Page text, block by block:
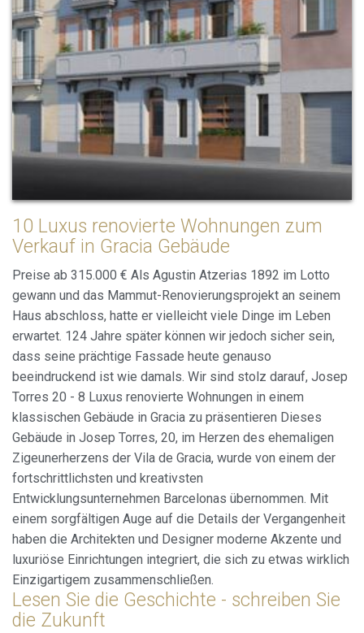
10 Luxus renovierte Wohnungen zum
Verkauf in Gracia Gebäude
Preise ab 315.000 € Als Agustin Atzerias 1892 im Lotto
gewann und das Mammut-Renovierungsprojekt an seinem
Haus abschloss, hatte er vielleicht viele Dinge im Leben
erwartet. 124 Jahre später können wir jedoch sicher sein,
dass seine prächtige Fassade heute genauso
beeindruckend ist wie damals. Wir sind stolz darauf, Josep
Torres 20 - 8 Luxus renovierte Wohnungen in einem
klassischen Gebäude in Gracia zu präsentieren Dieses
Gebäude in Josep Torres, 20, im Herzen des ehemaligen
Zigeunerherzens der Vila de Gracia, wurde von einem der
fortschrittlichsten und kreativsten
Entwicklungsunternehmen Barcelonas übernommen. Mit
einem sorgfältigen Auge auf die Details der Vergangenheit
haben die Architekten und Designer moderne Akzente und
luxuriöse Einrichtungen integriert, die sich zu etwas wirklich
Einzigartigem zusammenschließen.
Lesen Sie die Geschichte - schreiben Sie
die Zukunft
Cookies ändern
Diese Website verwendet eigene Cookies, um
Informationen zu sammeln, um unsere Dienste zu
Installation. Der Benutzer hat die Möglichkeit, seinen
Browser zu konfigurieren und auf Wunsch zu verhindern,
dass er auf seiner Festplatte installiert wird, obwohl er
bedenken muss, dass dies zu Schwierigkeiten beim
Navigieren auf der Website führen kann.
Analytik und Anpassung
Sie ermöglichen die Beobachtung und Analyse des
Verhaltens der Nutzer dieser Website. Die durch diese Art
von Cookies gesammelten Informationen werden
verwendet, um die Aktivität des Webs zu messen, um
Benutzernavigationsprofile zu erstellen, um basierend auf
der Analyse der Nutzungsdaten der Benutzer des Dienstes
Verbesserungen einzuführen. Sie ermöglichen es uns, die
Präferenzinformationen des Benutzers zu speichern, um
die Qualität unserer Dienstleistungen zu verbessern und
durch empfohlene Produkte ein besseres Erlebnis zu
Marketing und Publizität
Diese Cookies werden verwendet, um Informationen über
die Präferenzen und persönlichen Entscheidungen des
Benutzers durch die kontinuierliche Beobachtung seiner